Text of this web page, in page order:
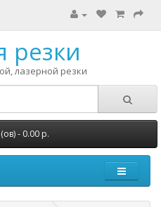
резки
лазерной резки
- 0.00 р.